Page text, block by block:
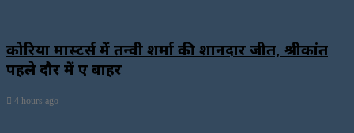
कोरिया मास्टर्स में तन्वी शर्मा की शानदार जीत, श्रीकांत
पहले दौर में हुए बाहर
4 hours ago